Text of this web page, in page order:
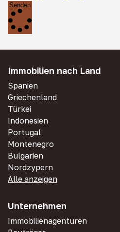
Senden
Immobilien nach Land
Spanien
Griechenland
Türkei
Indonesien
Portugal
Montenegro
Bulgarien
Nordzypern
Alle anzeigen
Unternehmen
Immobilienagenturen